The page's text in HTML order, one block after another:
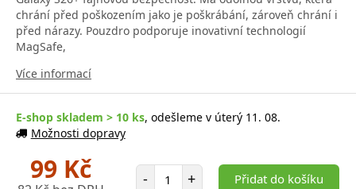
chrání před poškozením jako je poškrábání, zároveň chrání i
před nárazy. Pouzdro podporuje inovativní technologií
MagSafe,
Více informací
E-shop skladem > 10 ks, odešleme v úterý 11. 08.
Možnosti dopravy
99 Kč - Počet položek
+ Přidat do košíku